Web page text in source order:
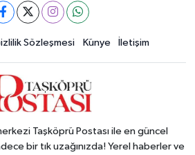
Sözleşmesi Künye İletişim
Taşköprü Postası ile en güncel
bir tık uzağınızda! Yerel haberler ve